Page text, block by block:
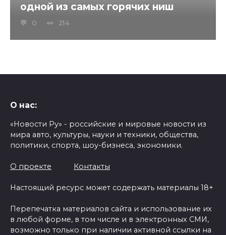
одной из самых горячих ниш
0 214
О нас:
«Новости Ру» - российские и мировые новости из
мира авто, культуры, науки и техники, общества,
политики, спорта, шоу-бизнеса, экономики.
О проекте Контакты
Настоящий ресурс может содержать материалы 18+
Перепечатка материалов сайта и использование их
в любой форме, в том числе и в электронных СМИ,
возможно только при наличии активной ссылки на